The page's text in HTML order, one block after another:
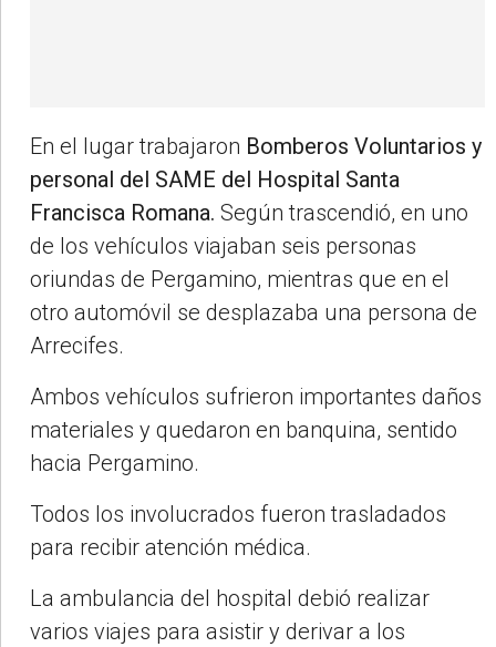
En el lugar trabajaron Bomberos Voluntarios y
personal del SAME del Hospital Santa
Francisca Romana. Según trascendió, en uno
de los vehículos viajaban seis personas
oriundas de Pergamino, mientras que en el
otro automóvil se desplazaba una persona de
Arrecifes.
Ambos vehículos sufrieron importantes daños
materiales y quedaron en banquina, sentido
hacia Pergamino.
Todos los involucrados fueron trasladados
para recibir atención médica.
La ambulancia del hospital debió realizar
varios viajes para asistir y derivar a los